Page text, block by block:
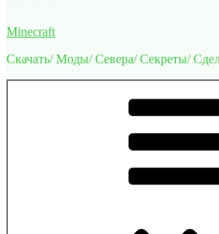
Minecraft
Скачать/ Моды/ Севера/ Секреты/